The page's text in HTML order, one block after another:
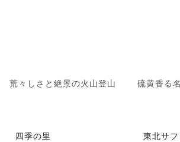
荒々しさと絶景の火山登山 硫黄香る
四季の里 東北サ